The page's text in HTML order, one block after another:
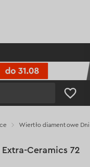
Wiertło diamentowe
Ceramics 72